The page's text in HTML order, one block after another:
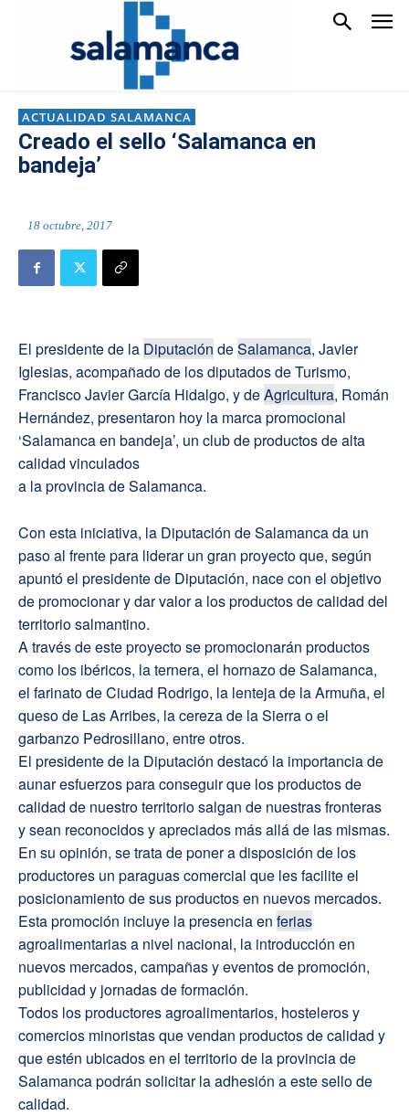
ACTUALIDAD SALAMANCA
Creado el sello ‘Salamanca en
bandeja’
18 octubre, 2017
El presidente de la Diputación deSalamanca, Javier
Iglesias, acompañado de los diputados de Turismo,
Francisco Javier García Hidalgo, y deAgricultura, Román
Hernández, presentaron hoy la marca promocional
‘Salamanca en bandeja’, un club de productos de alta
calidad vinculados
a la provincia de Salamanca.
Con esta iniciativa, la Diputación de Salamanca da un
paso al frente para liderar un gran proyecto que, según
apuntó el presidente de Diputación, nace con el objetivo
de promocionar y dar valor a los productos de calidad del
territorio salmantino.
A través de este proyecto se promocionarán productos
como los ibéricos, la ternera, el hornazo de Salamanca,
el farinato de Ciudad Rodrigo, la lenteja de la Armuña, el
queso de Las Arribes, la cereza de la Sierra o el
garbanzo Pedrosillano, entre otros.
El presidente de la Diputación destacó la importancia de
aunar esfuerzos para conseguir que los productos de
calidad de nuestro territorio salgan de nuestras fronteras
y sean reconocidos y apreciados más allá de las mismas.
En su opinión, se trata de poner a disposición de los
productores un paraguas comercial que les facilite el
posicionamiento de sus productos en nuevos mercados.
Esta promoción incluye la presencia en ferias
agroalimentarias a nivel nacional, la introducción en
nuevos mercados, campañas y eventos de promoción,
publicidad y jornadas de formación.
Todos los productores agroalimentarios, hosteleros y
comercios minoristas que vendan productos de calidad y
que estén ubicados en el territorio de la provincia de
Salamanca podrán solicitar la adhesión a este sello de
calidad.